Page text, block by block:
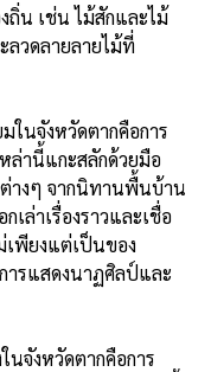
ถิ่น เช่น ไม้สักและไม้
วดลายลายไม้ที่
ในจังหวัดตากคือการ
ล่านี้แกะสลักด้วยมือ
ต่างๆ จากนิทานพื้นบ้าน
ล่าเรื่องราวและเชื่อ
พียงแต่เป็นของ
ารแสดงนาฏศิลป์และ
จังหวัดตากคือการ